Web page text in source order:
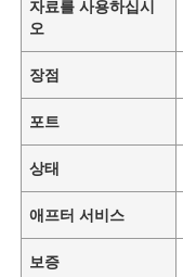
자료를 사용하십시
오
장점
포트
상태
애프터 서비스
보증